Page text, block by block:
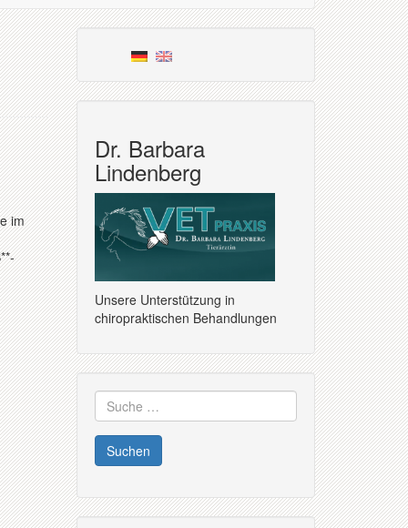
im
Dr. Barbara
Lindenberg
Unsere Unterstützung in
chiropraktischen Behandlungen
Suche
nach: